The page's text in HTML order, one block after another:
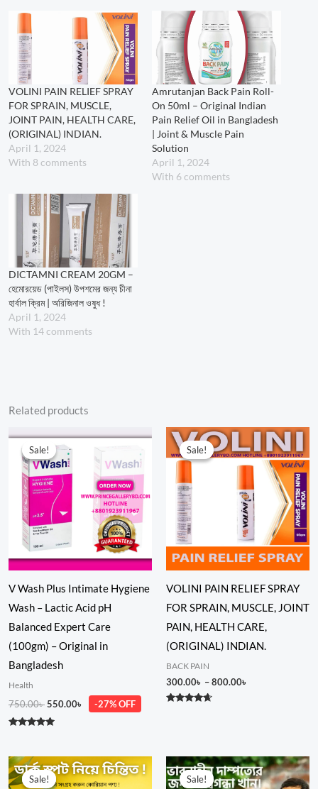
VOLINI PAIN RELIEF SPRAY
FOR SPRAIN, MUSCLE,
JOINT PAIN, HEALTH CARE,
(ORIGINAL) INDIAN.
April 1, 2024
With 8 comments
Amrutanjan Back Pain Roll-
On 50ml – Original Indian
Pain Relief Oil in Bangladesh
| Joint & Muscle Pain
Solution
April 1, 2024
With 6 comments
DICTAMNI CREAM 20GM –
হেমোরয়েড (পাইলস) উপশমের জন্য চীনা
হার্বাল ক্রিম | অরিজিনাল ওষুধ !
April 1, 2024
With 14 comments
Related products
Sale!
Sale!
V Wash Plus Intimate Hygiene
Wash – Lactic Acid pH
Balanced Expert Care
(100gm) – Original in
Bangladesh
Health
750.00৳
Original
price
was:
750.00৳ .
550.00৳
Current
550.00৳ .
-27% OFF
Sale!
Sale!
VOLINI PAIN RELIEF SPRAY
FOR SPRAIN, MUSCLE, JOINT
PAIN, HEALTH CARE,
(ORIGINAL) INDIAN.
BACK PAIN
300.00৳ –800.00৳
Price
range:
300.00৳
through
800.00৳
Sale!
Sale!
Original
price
was:
Current
price
is:
Sale!
Sale!
Original
price
was:
Current
price
is: